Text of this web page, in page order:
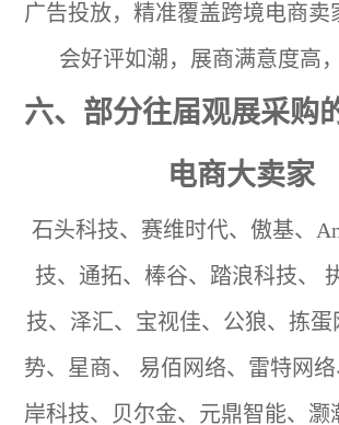
广告投放，精准覆盖跨境电商卖
会好评如潮，展商满意度高
六、部分往届观展采购
电商大卖家
石头科技、赛维时代、傲基、
技、通拓、棒谷、踏浪科技、
技、泽汇、宝视佳、公狼、拣蛋
势、星商、 易佰网络、雷特网
岸科技、贝尔金、元鼎智能、灏